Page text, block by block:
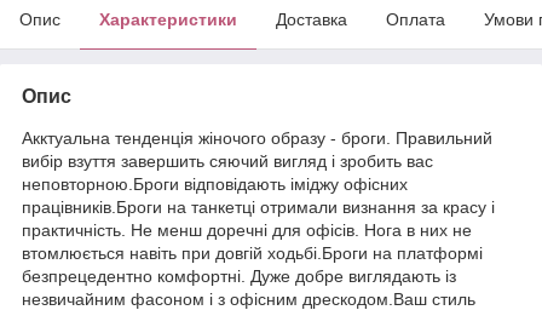
Опис Характеристики Доставка Оплата Умови
Опис
Акктуальна тенденція жіночого образу - броги. Правильний
вибір взуття завершить сяючий вигляд і зробить вас
неповторною.Броги відповідають іміджу офісних
працівників.Броги на танкетці отримали визнання за красу і
практичність. Не менш доречні для офісів. Нога в них не
втомлюється навіть при довгій ходьбі.Броги на платформі
безпрецедентно комфортні. Дуже добре виглядають із
незвичайним фасоном і з офісним дрескодом.Ваш стиль